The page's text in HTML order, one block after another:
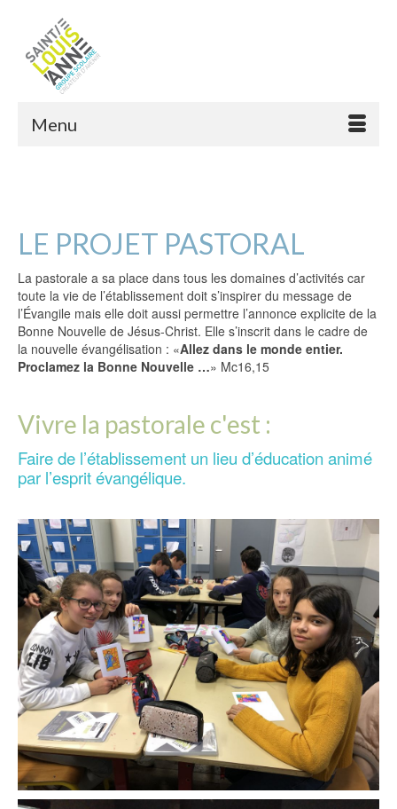
Menu
LE PROJET PASTORAL
La pastorale a sa place dans tous les domaines d’activités car
toute la vie de l’établissement doit s’inspirer du message de
l’Évangile mais elle doit aussi permettre l’annonce explicite de la
Bonne Nouvelle de Jésus-Christ. Elle s’inscrit dans le cadre de
la nouvelle évangélisation : «Allez dans le monde entier.
Proclamez la Bonne Nouvelle …» Mc16,15
Vivre la pastorale c'est :
Faire de l’établissement un lieu d’éducation animé
par l’esprit évangélique.